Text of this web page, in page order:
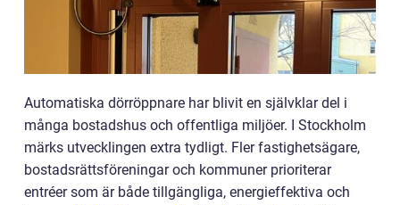
Automatiska dörröppnare har blivit en självklar del i
många bostadshus och offentliga miljöer. I Stockholm
märks utvecklingen extra tydligt. Fler fastighetsägare,
bostadsrättsföreningar och kommuner prioriterar
entréer som är både tillgängliga, energieffektiva och